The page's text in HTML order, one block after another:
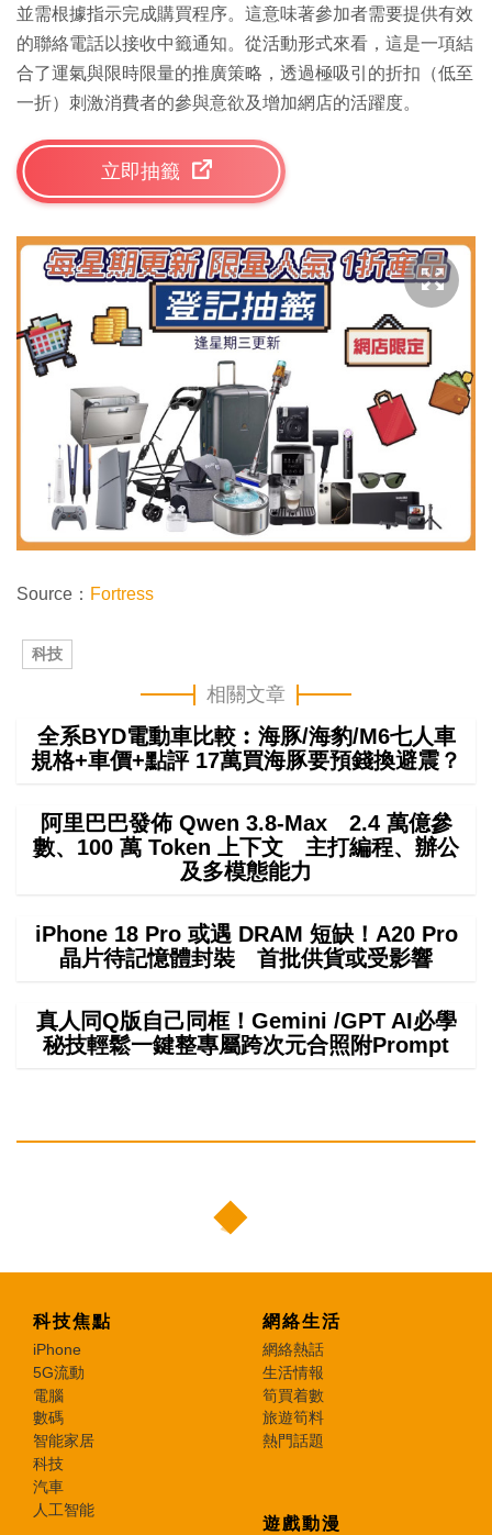
並需根據指示完成購買程序。這意味著參加者需要提供有效
的聯絡電話以接收中籤通知。從活動形式來看，這是一項結
合了運氣與限時限量的推廣策略，透過極吸引的折扣（低至
一折）刺激消費者的參與意欲及增加網店的活躍度。
立即抽籤
Source： Fortress
科技
相關文章
全系BYD電動車比較︰海豚/海豹/M6七人車
規格+車價+點評 17萬買海豚要預錢換避震？
阿里巴巴發佈 Qwen 3.8-Max 2.4 萬億參
數、100 萬 Token 上下文 主打編程、辦公
及多模態能力
iPhone 18 Pro 或遇 DRAM 短缺！A20 Pro
晶片待記憶體封裝 首批供貨或受影響
真人同Q版自己同框！Gemini /GPT AI必學
秘技輕鬆一鍵整專屬跨次元合照附Prompt
科技焦點
iPhone
5G流動
電腦
數碼
智能家居
科技
汽車
人工智能
網絡生活
網絡熱話
生活情報
筍買着數
旅遊筍料
熱門話題
遊戲動漫